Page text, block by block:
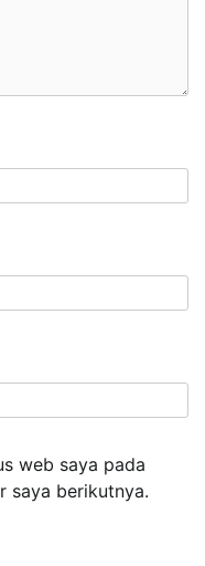
web saya pada
saya berikutnya.